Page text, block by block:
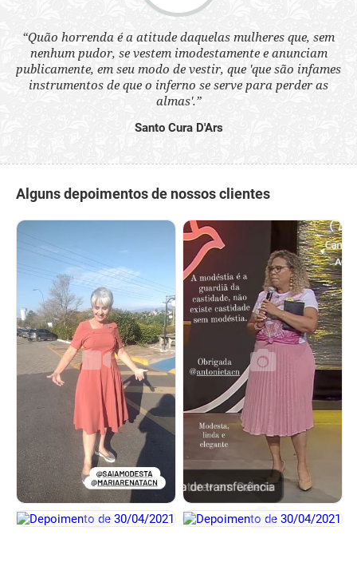
“Quão horrenda é a atitude daquelas mulheres que, sem
nenhum pudor, se vestem imodestamente e anunciam
publicamente, em seu modo de vestir, que 'que são infames
instrumentos de que o inferno se serve para perder as
almas'.”
Santo Cura D'Ars
Alguns depoimentos de nossos clientes